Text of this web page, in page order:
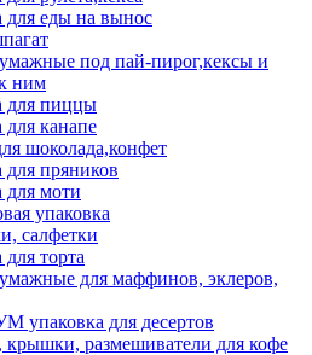
для еды на вынос
под пай-пирог,кексы и
ним
для пиццы
для канапе
шоколада,конфет
для пряников
для моти
упаковка
салфетки
торта
для маффинов, эклеров,
для десертов
крышки, размешиватели для кофе